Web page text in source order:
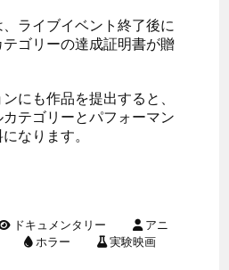
ライブイベント終了後に
ゴリーの達成証明書が贈
にも作品を提出すると、
テゴリーとパフォーマン
なります。
ドキュメンタリー
アニ
ホラー 実験映画